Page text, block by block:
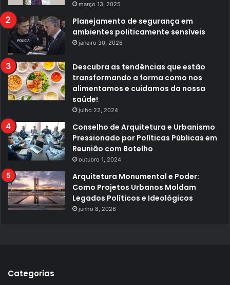
março 13, 2025
Planejamento de segurança em
ambientes politicamente sensíveis
janeiro 30, 2026
Descubra as tendências que estão
transformando a forma como nos
alimentamos e cuidamos da nossa
saúde!
julho 22, 2024
Conselho de Arquitetura e Urbanismo
Pressionado por Políticas Públicas em
Reunião com Botelho
outubro 1, 2024
Arquitetura Monumental e Poder:
Como Projetos Urbanos Moldam
Legados Políticos e Ideológicos
junho 8, 2026
Categorias